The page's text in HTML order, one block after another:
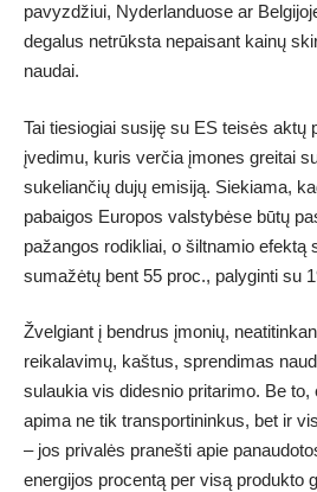
pavyzdžiui, Nyderlanduose ar
degalus netrūksta nepaisant kainų
naudai.
Tai tiesiogiai susiję su ES teisės aktų
įvedimu, kuris verčia įmones greitai
sukeliančių dujų emisiją. Siekiama,
pabaigos Europos valstybėse būtų
pažangos rodikliai, o šiltnamio efektą
sumažėtų bent 55 proc., palyginti su
Žvelgiant į bendrus įmonių,
reikalavimų, kaštus, sprendimas
sulaukia vis didesnio pritarimo. Be
apima ne tik transportininkus, bet ir
– jos privalės pranešti apie
energijos procentą per visą produkto